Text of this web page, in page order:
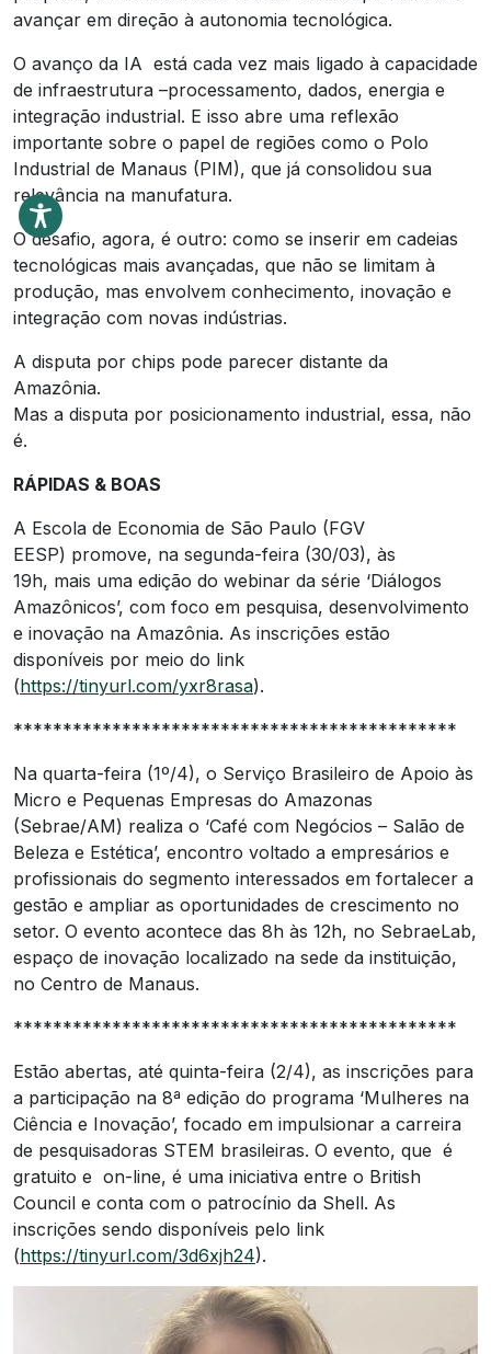
avançar em direção à autonomia tecnológica.
O avanço da IA está cada vez mais ligado à capacidade
de infraestrutura –processamento, dados, energia e
integração industrial. E isso abre uma reflexão
importante sobre o papel de regiões como o Polo
Industrial de Manaus (PIM), que já consolidou sua
relevância na manufatura.
O desafio, agora, é outro: como se inserir em cadeias
tecnológicas mais avançadas, que não se limitam à
produção, mas envolvem conhecimento, inovação e
integração com novas indústrias.
A disputa por chips pode parecer distante da
Amazônia.
Mas a disputa por posicionamento industrial, essa, não
é.
RÁPIDAS & BOAS
A Escola de Economia de São Paulo (FGV
EESP) promove, na segunda-feira (30/03), às
19h, mais uma edição do webinar da série ‘Diálogos
Amazônicos’, com foco em pesquisa, desenvolvimento
e inovação na Amazônia. As inscrições estão
disponíveis por meio do link
(https://tinyurl.com/yxr8rasa).
*********************************************
Na quarta-feira (1º/4), o Serviço Brasileiro de Apoio às
Micro e Pequenas Empresas do Amazonas
(Sebrae/AM) realiza o ‘Café com Negócios – Salão de
Beleza e Estética’, encontro voltado a empresários e
profissionais do segmento interessados em fortalecer a
gestão e ampliar as oportunidades de crescimento no
setor. O evento acontece das 8h às 12h, no SebraeLab,
espaço de inovação localizado na sede da instituição,
no Centro de Manaus.
*********************************************
Estão abertas, até quinta-feira (2/4), as inscrições para
a participação na 8ª edição do programa ‘Mulheres na
Ciência e Inovação’, focado em impulsionar a carreira
de pesquisadoras STEM brasileiras. O evento, que é
gratuito e on-line, é uma iniciativa entre o British
Council e conta com o patrocínio da Shell. As
inscrições sendo disponíveis pelo link
(https://tinyurl.com/3d6xjh24).